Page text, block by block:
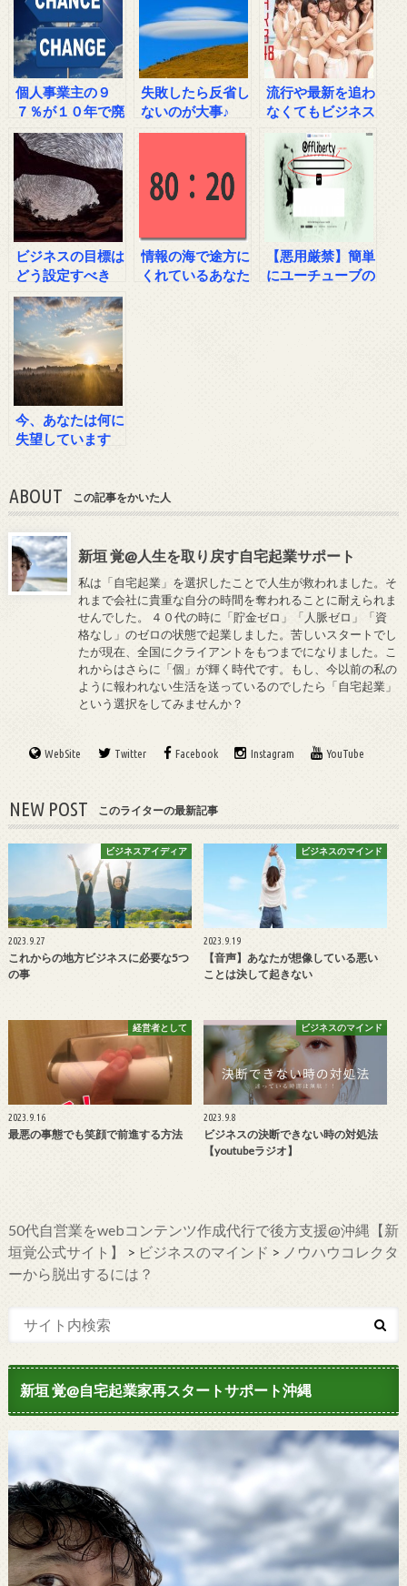
個人事業主の９
７％が１０年で廃
業という事実
失敗したら反省し
ないのが大事♪
流行や最新を追わ
なくてもビジネス
で結果を出すに
は？
ビジネスの目標は
どう設定すべき
か？
情報の海で途方に
くれているあなた
【悪用厳禁】簡単
にユーチューブの
今、あなたは何に
失望しています
ABOUT この記事をかいた人
新垣 覚@人生を取り戻す自宅起業サポート
私は「自宅起業」を選択したことで人生が救われました。そ
れまで会社に貴重な自分の時間を奪われることに耐えられま
せんでした。 ４０代の時に「貯金ゼロ」「人脈ゼロ」「資
格なし」のゼロの状態で起業しました。苦しいスタートでし
たが現在、全国にクライアントをもつまでになりました。こ
れからはさらに「個」が輝く時代です。もし、今以前の私の
ように報われない生活を送っているのでしたら「自宅起業」
という選択をしてみませんか？
WebSite Twitter Facebook Instagram YouTube
NEW POST このライターの最新記事
ビジネスアイディア
2023.9.27
これからの地方ビジネスに必要な5つ
の事
ビジネスのマインド
2023.9.19
【音声】あなたが想像している悪い
ことは決して起きない
経営者として
2023.9.16
最悪の事態でも笑顔で前進する方法
ビジネスのマインド
2023.9.8
ビジネスの決断できない時の対処法
【youtubeラジオ】
50代自営業をwebコンテンツ作成代行で後方支援@沖縄【新
垣覚公式サイト】
> ビジネスのマインド > ノウハウコレクタ
ーから脱出するには？
新垣 覚@自宅起業家再スタートサポート沖縄